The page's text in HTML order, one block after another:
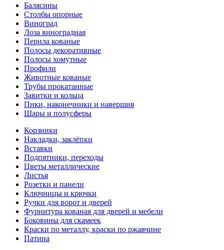
Балясины
Столбы опорные
Виноград
Лоза виноградная
Перила кованые
Полосы декоративные
Полосы хомутные
Профили
Животные кованые
Трубы прокатанные
Завитки и кольца
Пики, наконечники и навершия
Шары и полусферы
Корзинки
Накладки, заклёпки
Вставки
Подпятники, переходы
Цветы металлические
Листья
Розетки и панели
Ключницы и крючки
Ручки для ворот и дверей
Фурнитура кованая для дверей и мебели
Боковины для скамеек
Краски по металлу, краски по ржавчине
Патина